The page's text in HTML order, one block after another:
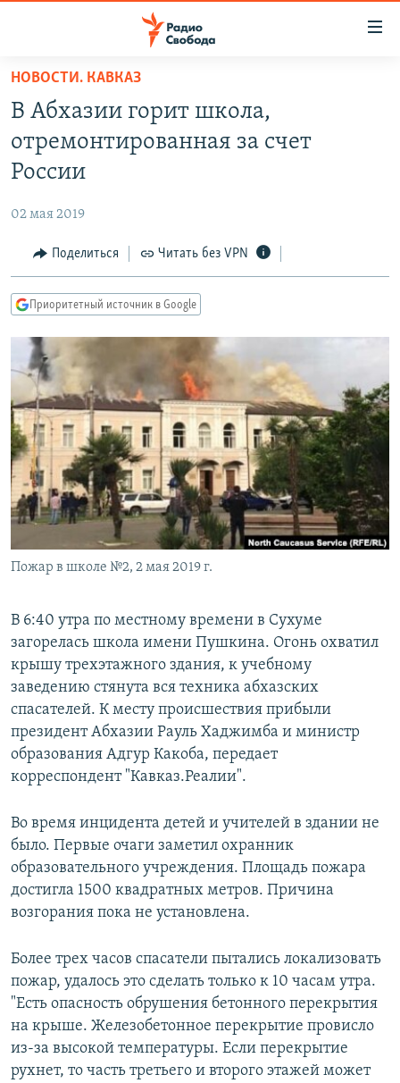
упрощенного
доступа
основному
Вернутся
Вернутся
поиску
ПРОГРАММЫ
АВТОРСКИЕ ПРОЕКТЫ
МНЕНИЯ
КУЛЬТУРА
КАВКАЗ.РЕАЛИИ
СЕВЕР.РЕАЛИИ
СИБИРЬ.РЕАЛИИ
РАСПИСАНИЕ ВЕЩАНИЯ
ПОДПИШИТЕСЬ НА РАССЫЛКУ
СОЦИАЛЬНЫЕ СЕТИ
Все сайты РСЕ/РС
НОВОСТИ. КАВКАЗ
В Абхазии горит школа,
отремонтированная за счет
России
02 мая 2019
Поделиться Читать без VPN
Приоритетный источник в Google
Пожар в школе №2, 2 мая 2019 г.
В 6:40 утра по местному времени в Сухуме
загорелась школа имени Пушкина. Огонь охватил
крышу трехэтажного здания, к учебному
заведению стянута вся техника абхазских
спасателей. К месту происшествия прибыли
президент Абхазии Рауль Хаджимба и министр
образования Адгур Какоба, передает
корреспондент "Кавказ.Реалии".
Во время инцидента детей и учителей в здании не
было. Первые очаги заметил охранник
образовательного учреждения. Площадь пожара
достигла 1500 квадратных метров. Причина
возгорания пока не установлена.
Более трех часов спасатели пытались локализовать
пожар, удалось это сделать только к 10 часам утра.
"Есть опасность обрушения бетонного перекрытия
на крыше. Железобетонное перекрытие провисло
из-за высокой температуры. Если перекрытие
рухнет, то часть третьего и второго этажей может